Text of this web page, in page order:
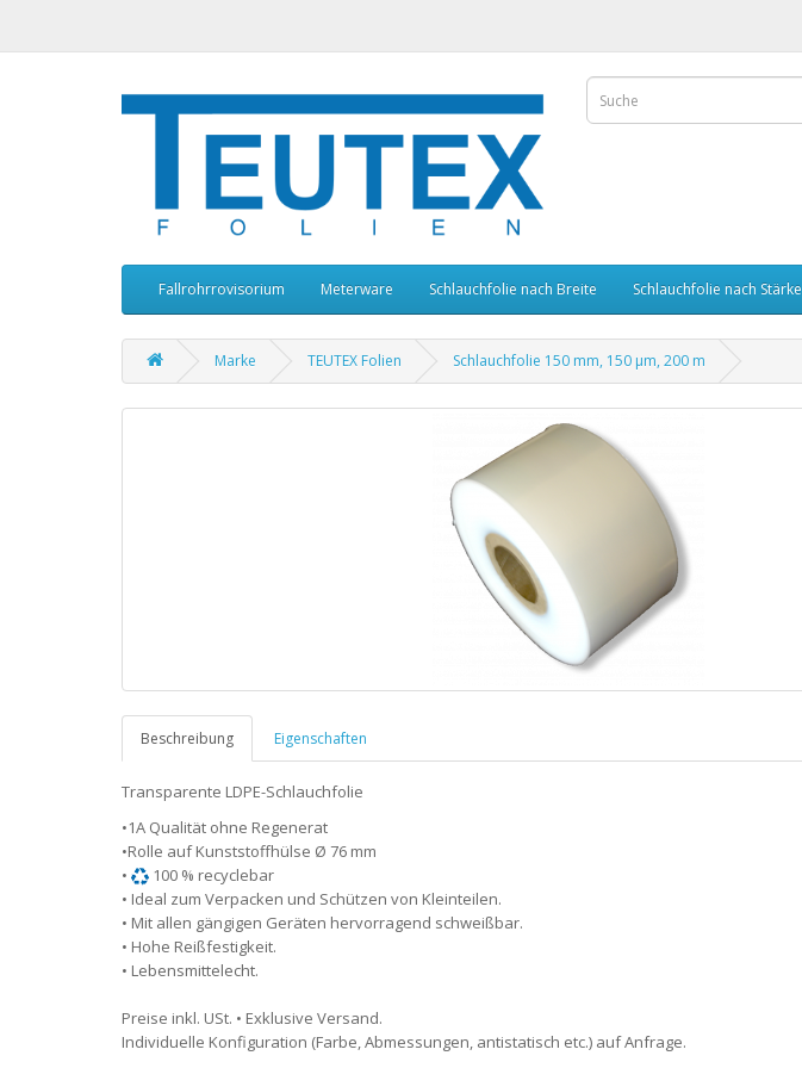
Fallrohrrovisorium Meterware Schlauchfolie nach Breite Schlauchfolie nach Stärke
Marke TEUTEX Folien Schlauchfolie 150 mm, 150 µm, 200 m
Beschreibung Eigenschaften
Transparente LDPE-Schlauchfolie
•1A Qualität ohne Regenerat
•Rolle auf Kunststoffhülse Ø 76 mm
•
100 % recyclebar
• Ideal zum Verpacken und Schützen von Kleinteilen.
• Mit allen gängigen Geräten hervorragend schweißbar.
• Hohe Reißfestigkeit.
• Lebensmittelecht.
Preise inkl. USt. • Exklusive Versand.
Individuelle Konfiguration (Farbe, Abmessungen, antistatisch etc.) auf Anfrage.